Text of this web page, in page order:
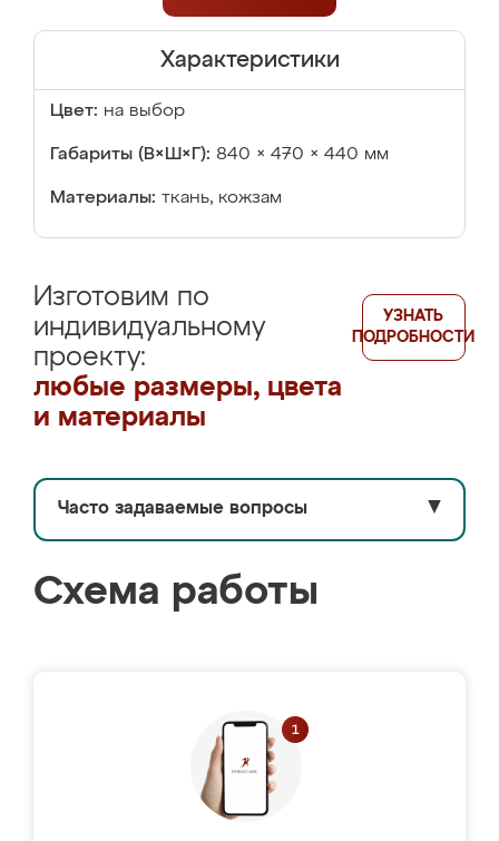
Характеристики
Цвет: на выбор
Габариты (В×Ш×Г): 840 × 470 × 440 мм
Материалы: ткань, кожзам
Изготовим по
индивидуальному
проекту:
любые размеры, цвета
и материалы
УЗНАТЬ
ПОДРОБНОСТИ
Часто задаваемые вопросы ▼
Схема работы